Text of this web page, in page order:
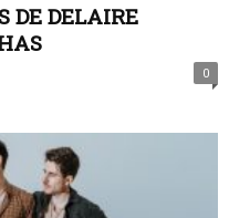
DE DELAIRE
0